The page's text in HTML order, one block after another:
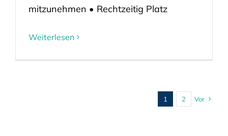
mitzunehmen • Rechtzeitig Platz
Weiterlesen
1 2 Vor